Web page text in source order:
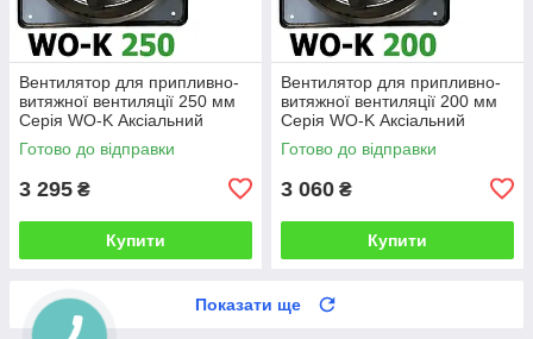
Вентилятор для припливно-
витяжної вентиляції 250 мм
Серія WO-K Аксіальний
вентилятор низького тиску
QuickAir
Готово до відправки
3 295 ₴
Купити
Вентилятор для припливно-
витяжної вентиляції 200 мм
Серія WO-K Аксіальний
вентилятор низького тиску
QuickAir
Готово до відправки
3 060 ₴
Купити
Показати ще